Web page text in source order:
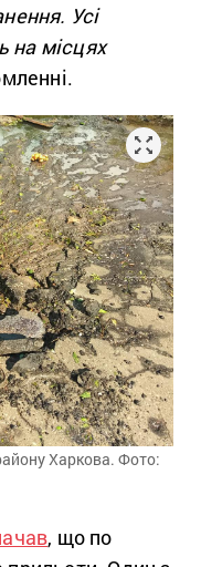
Усі
на місцях
Харкова. Фото:
, що по